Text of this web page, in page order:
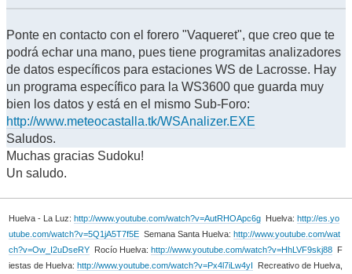
Ponte en contacto con el forero "Vaqueret", que creo que te
podrá echar una mano, pues tiene programitas analizadores
de datos específicos para estaciones WS de Lacrosse. Hay
un programa específico para la WS3600 que guarda muy
bien los datos y está en el mismo Sub-Foro:
http://www.meteocastalla.tk/WSAnalizer.EXE
Saludos.
Muchas gracias Sudoku!
Un saludo.
Huelva - La Luz: http://www.youtube.com/watch?v=AutRHOApc6gHuelva: http://es.yo
utube.com/watch?v=5Q1jA5T7f5ESemana Santa Huelva: http://www.youtube.com/wat
ch?v=Ow_I2uDseRYRocío Huelva: http://www.youtube.com/watch?v=HhLVF9skj88F
iestas de Huelva: http://www.youtube.com/watch?v=Px4l7iLw4yI Recreativo de Huelva,